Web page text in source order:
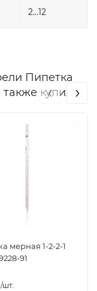
2...12
Пипетка
также купили
мерная 1-2-2-1
91
/шт.
‹ ›